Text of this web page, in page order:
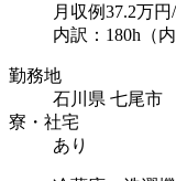
月収例37.2万円
内訳：180h（
勤務地
石川県 七尾市
寮・社宅
あり